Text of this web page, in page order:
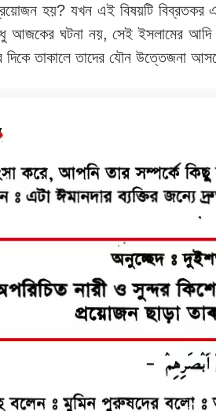
হয়? যখন এই বিষয়টি বিব্রতকর
শুধু আজকের ঘটনা নয়, সেই ইসলামের
দিকে তাকালে তাদের যৌন উত্তেজনা